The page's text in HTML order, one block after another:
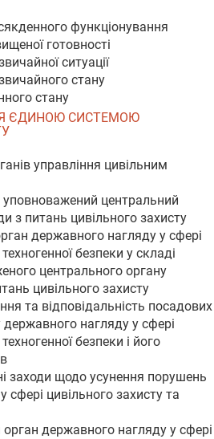
функціонування
готовності
ситуації
стану
стану
ЄДИНОЮ СИСТЕМОЮ
управління цивільним
уповноважений центральний
з питань цивільного захисту
державного нагляду у сфері
безпеки у складі
центрального органу
цивільного захисту
та відповідальність посадових
державного нагляду у сфері
безпеки і його
заходи щодо усунення порушень
сфері цивільного захисту та
державного нагляду у сфері